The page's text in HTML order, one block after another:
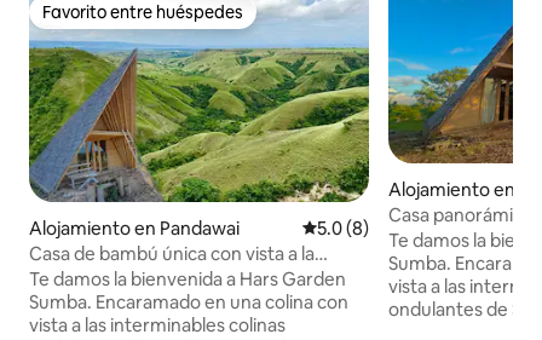
Favorito entre huéspedes
Favorito entre huéspedes
Alojamiento en Pandawai Calificación promedio: 5.0
5.0 (8)
Casa de bambú única con vista a la
montaña y a las estrellas
Te damos la bienvenida a Hars Garden
Sumba. Encaramado en una colina con
vista a las interminables colinas
Alojamiento en
Casa panorámica
Dragon's Back
Te damos la
Sumba. Encaramado en una colina con
vista a las
ondulantes de